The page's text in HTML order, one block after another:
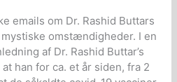
emails om Dr. Rashid Buttars
omstændigheder. I en
af Dr. Rashid Buttar’s
han for ca. et år siden, fra 2